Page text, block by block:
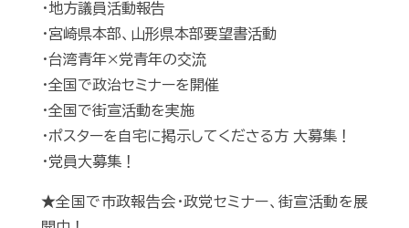
・地方議員活動報告
・宮崎県本部、山形県本部要望書活動
・台湾青年×党青年の交流
・全国で政治セミナーを開催
・全国で街宣活動を実施
・ポスターを自宅に掲示してくださる方 大募集！
・党員大募集！
★全国で市政報告会・政党セミナー、街宣活動を展